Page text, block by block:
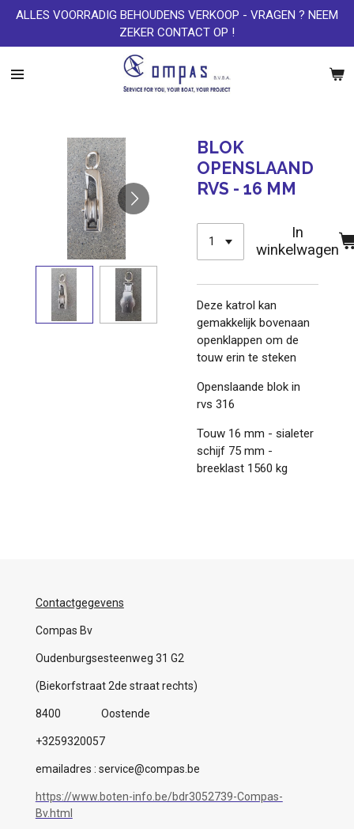
Ga
naar
de
ALLES VOORRADIG BEHOUDENS VERKOOP - VRAGEN ? NEEM
ZEKER CONTACT OP !
BLOK
OPENSLAAND
RVS - 16 MM
In
winkelwagen
Deze katrol kan
gemakkelijk bovenaan
openklappen om de
touw erin te steken
Openslaande blok in
rvs 316
Touw 16 mm - sialeter
schijf 75 mm -
breeklast 1560 kg
Contactgegevens
Compas Bv
Oudenburgsesteenweg 31 G2
(Biekorfstraat 2de straat rechts)
8400 Oostende
+3259320057
emailadres : service@compas.be
https://www.boten-info.be/bdr3052739-Compas-
Bv.html